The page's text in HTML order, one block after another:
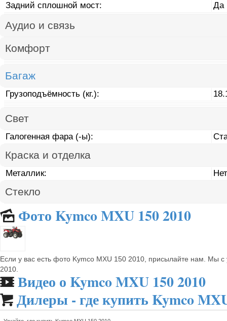
Задний сплошной мост:
Да
Аудио и связь
Комфорт
Багаж
Грузоподъёмность (кг.):
Свет
Галогенная фара (-ы):
Краска и отделка
Металлик: Нет
Стекло
🌄 Фото Kymco MXU 150 2010
Если у вас есть фото Kymco MXU 150 2010, присылайте нам. Мы
2010.
🎬 Видео о Kymco MXU 150 2010
 Дилеры - где купить Kymco